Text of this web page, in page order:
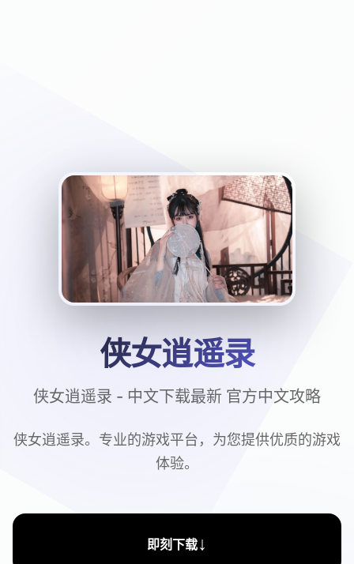
侠女逍遥录
侠女逍遥录 - 中文下载最新 官方中文攻略
侠女逍遥录。专业的游戏平台，为您提供优质的游戏
体验。
即刻下载↓